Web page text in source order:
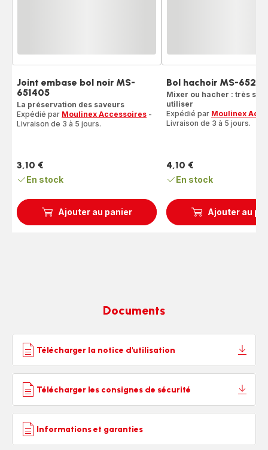
Ajouter au panier
Joint embase bol noir MS-
651405
La préservation des saveurs
Expédié par Moulinex Accessoires -
Livraison de 3 à 5 jours.
Prix
3,10 €
En stock
Ajouter au
Bol hachoir MS-
Mixer ou hacher : très
utiliser
Expédié par Moulinex
Livraison de 3 à 5 jours.
Prix
4,10 €
En stock
Documents
Télécharger la notice d'utilisation
Télécharger les consignes de sécurité
Informations et garanties